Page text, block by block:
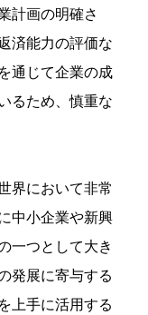
計画の明確さ
済能力の評価な
通じて企業の成
るため、慎重な
界において非常
中小企業や新興
一つとして大き
発展に寄与する
上手に活用する